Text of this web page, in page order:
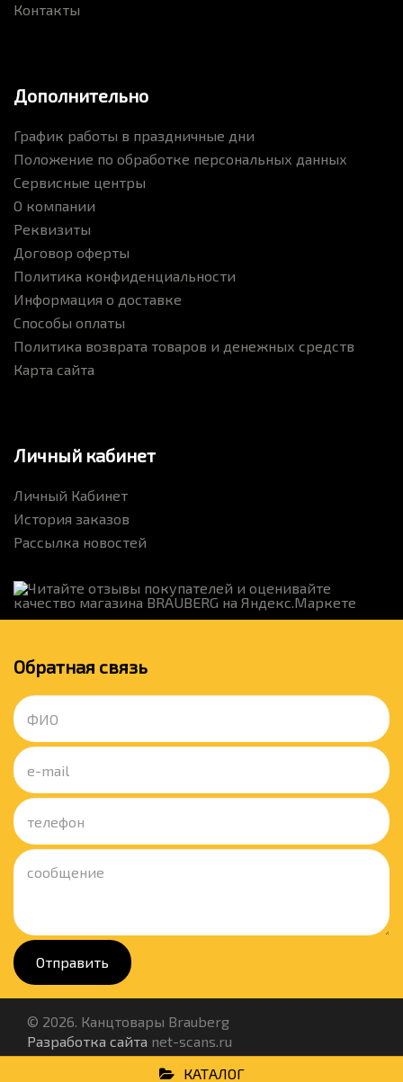
Контакты
Дополнительно
График работы в праздничные дни
Положение по обработке персональных данных
Сервисные центры
О компании
Реквизиты
Договор оферты
Политика конфиденциальности
Информация о доставке
Способы оплаты
Политика возврата товаров и денежных средств
Карта сайта
Личный кабинет
Личный Кабинет
История заказов
Рассылка новостей
Обратная связь
Отправить
© 2026. Канцтовары Brauberg
Разработка сайта net-scans.ru